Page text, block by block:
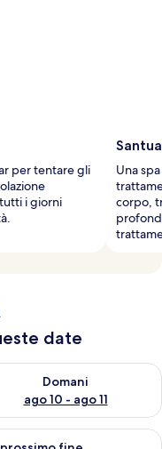
per tentare gli
i giorni
Una
corpo,
date
ago 9 - ago 10
Domani
ago 10 - ago 11
la disponibilità per
settimana, ago 14 -
la disponibilità per il